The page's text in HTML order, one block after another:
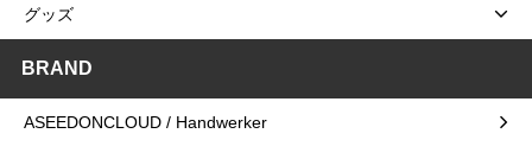
グッズ
BRAND
ASEEDONCLOUD / Handwerker